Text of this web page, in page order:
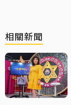
相關新聞